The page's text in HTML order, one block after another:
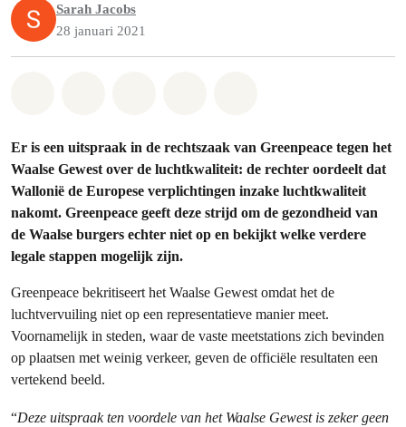
Sarah Jacobs
28 januari 2021
Er is een uitspraak in de rechtszaak van Greenpeace tegen het
Waalse Gewest over de luchtkwaliteit: de rechter oordeelt dat
Wallonië de Europese verplichtingen inzake luchtkwaliteit
nakomt. Greenpeace geeft deze strijd om de gezondheid van
de Waalse burgers echter niet op en bekijkt welke verdere
legale stappen mogelijk zijn.
Greenpeace bekritiseert het Waalse Gewest omdat het de
luchtvervuiling niet op een representatieve manier meet.
Voornamelijk in steden, waar de vaste meetstations zich bevinden
op plaatsen met weinig verkeer, geven de officiële resultaten een
vertekend beeld.
“Deze uitspraak ten voordele van het Waalse Gewest is zeker geen